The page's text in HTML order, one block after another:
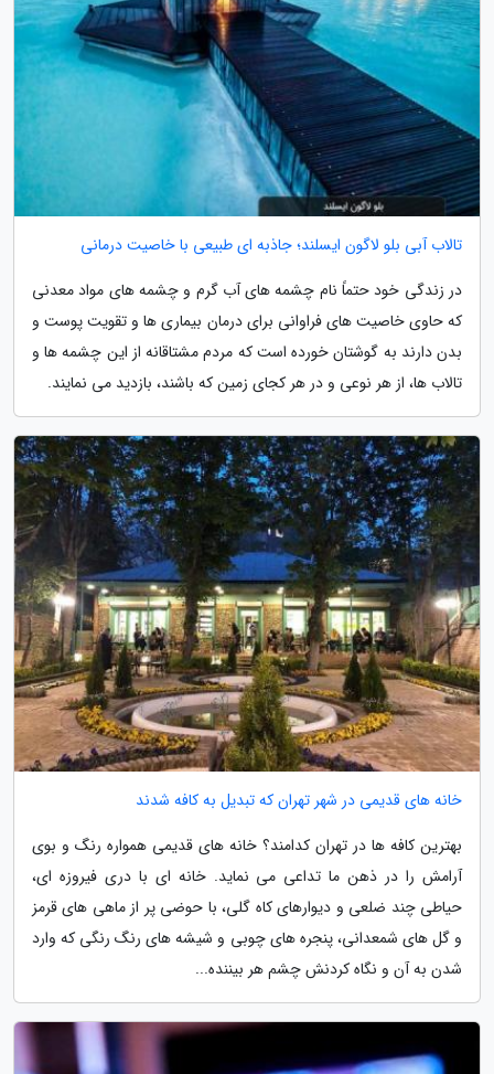
تالاب آبی بلو لاگون ایسلند؛ جاذبه ای طبیعی با خاصیت درمانی
در زندگی خود حتماً نام چشمه های آب گرم و چشمه های مواد معدنی
که حاوی خاصیت های فراوانی برای درمان بیماری ها و تقویت پوست و
بدن دارند به گوشتان خورده است که مردم مشتاقانه از این چشمه ها و
تالاب ها، از هر نوعی و در هر کجای زمین که باشند، بازدید می نمایند.
خانه های قدیمی در شهر تهران که تبدیل به کافه شدند
بهترین کافه ها در تهران کدامند؟ خانه های قدیمی همواره رنگ و بوی
آرامش را در ذهن ما تداعی می نماید. خانه ای با دری فیروزه ای،
حیاطی چند ضلعی و دیوارهای کاه گلی، با حوضی پر از ماهی های قرمز
و گل های شمعدانی، پنجره های چوبی و شیشه های رنگ رنگی که وارد
شدن به آن و نگاه کردنش چشم هر بیننده...